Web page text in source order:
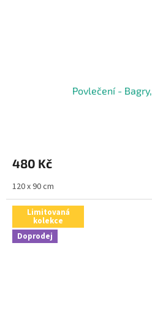
Povlečení -
480 Kč
120 x 90 cm
Limitovaná
kolekce
Doprodej